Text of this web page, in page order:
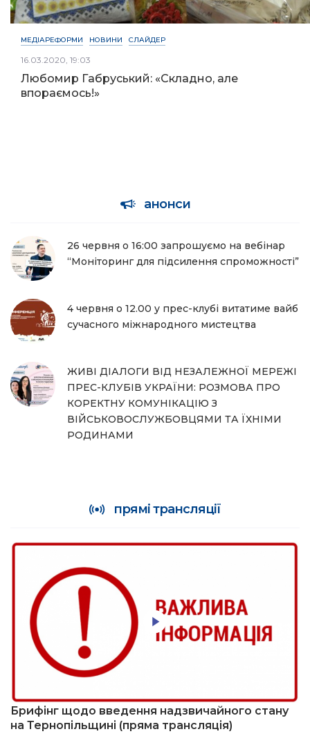
МЕДІАРЕФОРМИ НОВИНИ СЛАЙДЕР
16.03.2020, 19:03
Любомир Габруський: «Складно, але
впораємось!»
анонси
26 червня о 16:00 запрошуємо на вебінар
“Моніторинг для підсилення спроможності”
4 червня о 12.00 у прес-клубі витатиме вайб
сучасного міжнародного мистецтва
ЖИВІ ДІАЛОГИ ВІД НЕЗАЛЕЖНОЇ МЕРЕЖІ
ПРЕС-КЛУБІВ УКРАЇНИ: РОЗМОВА ПРО
КОРЕКТНУ КОМУНІКАЦІЮ З
ВІЙСЬКОВОСЛУЖБОВЦЯМИ ТА ЇХНІМИ
РОДИНАМИ
прямі трансляції
Брифінг щодо введення надзвичайного стану
на Тернопільщині (пряма трансляція)